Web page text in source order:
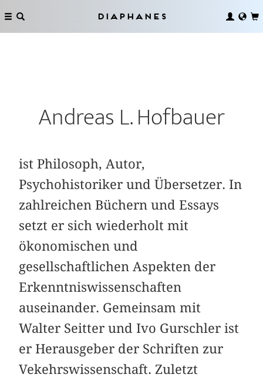
Diaphanes
Andreas L. Hofbauer
ist Philosoph, Autor,
Psychohistoriker und Übersetzer. In
zahlreichen Büchern und Essays
setzt er sich wiederholt mit
ökonomischen und
gesellschaftlichen Aspekten der
Erkenntniswissenschaften
auseinander. Gemeinsam mit
Walter Seitter und Ivo Gurschler ist
er Herausgeber der Schriften zur
Vekehrswissenschaft. Zuletzt